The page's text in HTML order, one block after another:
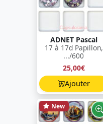
ADNET Pascal
17 à 17d Papillon,
.../600
25,00€
Ajouter
New